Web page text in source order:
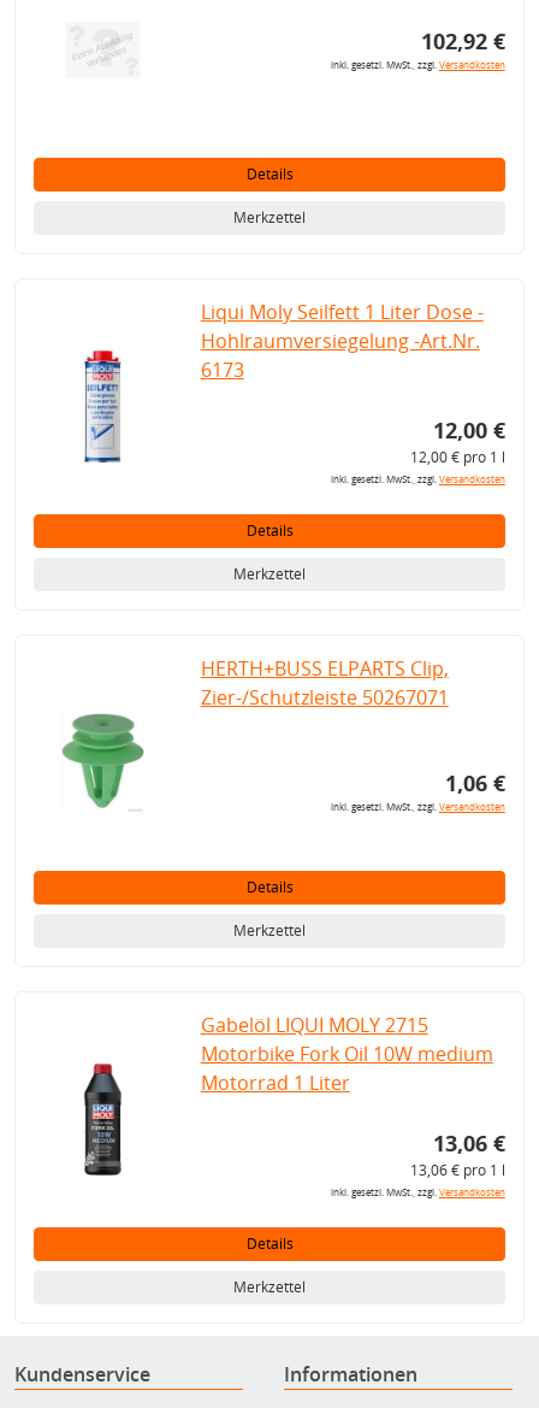
102,92 €
inkl. gesetzl. MwSt., zzgl.Versandkosten
Details
Merkzettel
Liqui Moly Seilfett 1 Liter Dose -
Hohlraumversiegelung -Art.Nr.
6173
12,00 €
12,00 € pro 1 l
inkl. gesetzl. MwSt., zzgl.Versandkosten
Details
Merkzettel
HERTH+BUSS ELPARTS Clip,
Zier-/Schutzleiste 50267071
1,06 €
inkl. gesetzl. MwSt., zzgl.Versandkosten
Details
Merkzettel
Gabelöl LIQUI MOLY 2715
Motorbike Fork Oil 10W medium
Motorrad 1 Liter
13,06 €
13,06 € pro 1 l
inkl. gesetzl. MwSt., zzgl.Versandkosten
Details
Merkzettel
Kundenservice Informationen